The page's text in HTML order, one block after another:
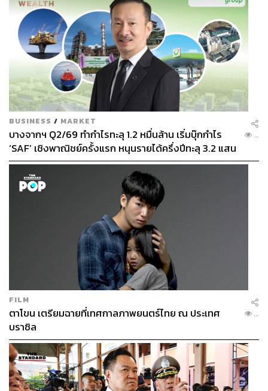
BUSINESS / MARKET
บางจากฯ Q2/69 ทำกำไรทะลุ 1.2 หมื่นล้าน เริ่มบุ๊กกำไร
‘SAF’ เชิงพาณิชย์ครั้งแรก หนุนรายได้ครึ่งปีทะลุ 3.2 แสน
ล้าน
...
FILM
ตาโขน เตรียมฉายที่เทศกาลภาพยนตร์ไทย ณ ประเทศ
บราซิล
...